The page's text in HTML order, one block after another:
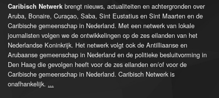
Caribisch Netwerk brengt nieuws, actualiteiten en achtergronden over
Aruba, Bonaire, Curaçao, Saba, Sint Eustatius en Sint Maarten en de
Caribische gemeenschap in Nederland. Met een netwerk van lokale
journalisten volgen we de ontwikkelingen op de zes eilanden van het
Nederlandse Koninkrijk. Het netwerk volgt ook de Antilliaanse en
Arubaanse gemeenschap in Nederland en de politieke besluitvorming in
Den Haag die gevolgen heeft voor de zes eilanden en/of voor de
Caribische gemeenschap in Nederland. Caribisch Netwerk is
onafhankelijk. ...